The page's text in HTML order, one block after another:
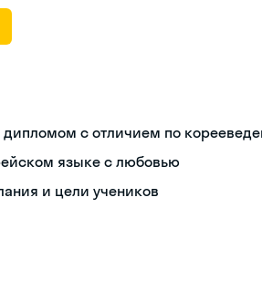
дипломом с отличием по
языке с любовью
и цели учеников